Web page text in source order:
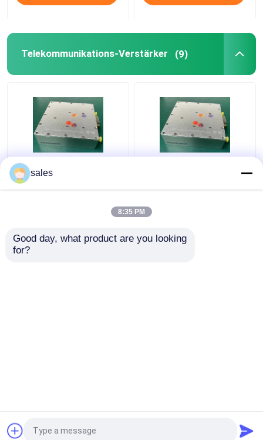
Telekommunikations-Verstärker (9)
Multi Hochleistung des
Funktions-
Verstärker-LTE 28 LTE
Übermittler-Verstärker
© 2026 Shenzhen Maixintong Technology Co.,
sales
8:35 PM
Good day, what product are you looking
for?